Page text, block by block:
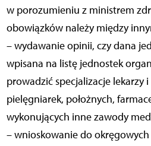
w porozumieniu z ministrem
obowiązków należy między
– wydawanie opinii, czy dana
wpisana na listę jednostek
prowadzić specjalizacje lekarzy
pielęgniarek, położnych,
wykonujących inne zawody
– wnioskowanie do